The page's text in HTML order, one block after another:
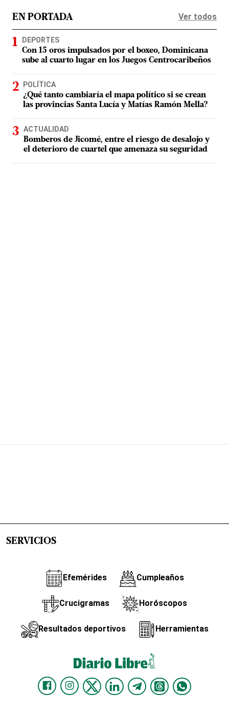
EN PORTADA Ver todos
DEPORTES
Con 15 oros impulsados por el boxeo, Dominicana
sube al cuarto lugar en los Juegos Centrocaribeños
POLÍTICA
¿Qué tanto cambiaría el mapa político si se crean
las provincias Santa Lucía y Matías Ramón Mella?
ACTUALIDAD
Bomberos de Jicomé, entre el riesgo de desalojo y
el deterioro de cuartel que amenaza su seguridad
SERVICIOS
Efemérides Cumpleaños
Crucigramas Horóscopos
Resultados deportivos Herramientas